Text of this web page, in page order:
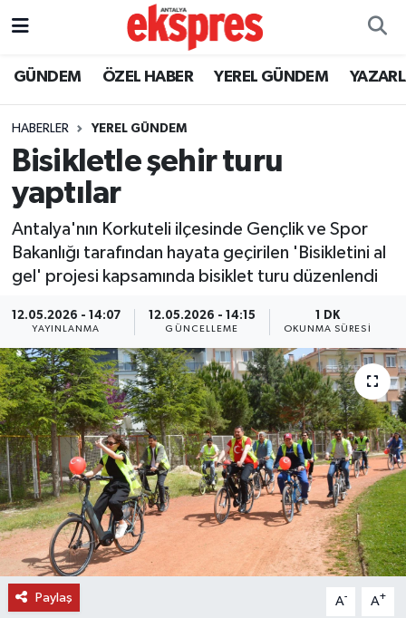
GÜNDEM ÖZEL HABER YEREL GÜNDEM
HABERLER YEREL GÜNDEM
Bisikletle şehir turu
yaptılar
Antalya'nın Korkuteli ilçesinde Gençlik ve Spor
Bakanlığı tarafından hayata geçirilen 'Bisikletini al
gel' projesi kapsamında bisiklet turu düzenlendi
12.05.2026 - 14:07
YAYINLANMA
12.05.2026 - 14:15
GÜNCELLEME
1 DK
OKUNMA SÜRESI
Paylaş A- A+
ÖZEL HABER
YEREL GÜNDEM
EKONOMİ
KÜLTÜR - SANAT
SİYASET
SAĞLIK
DÜNYA
EĞİTİM
TURİZM
RÖPORTAJ
Nöbetçi Eczaneler
Trafik Durumu
Süper Lig Puan Durumu ve Fikstür
Tüm Manşetler
Haber Arşivi